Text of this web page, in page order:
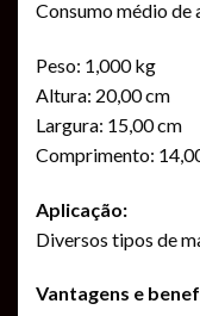
Consumo médio de
Peso: 1,000 kg
Altura: 20,00 cm
Largura: 15,00 cm
Comprimento:
Aplicação:
Diversos tipos de
Vantagens e